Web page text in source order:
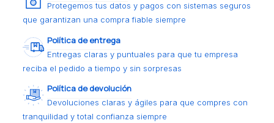
Protegemos tus datos y pagos con sistemas seguros
que garantizan una compra fiable siempre
Política de entrega
Entregas claras y puntuales para que tu empresa
reciba el pedido a tiempo y sin sorpresas
Política de devolución
Devoluciones claras y ágiles para que compres con
tranquilidad y total confianza siempre